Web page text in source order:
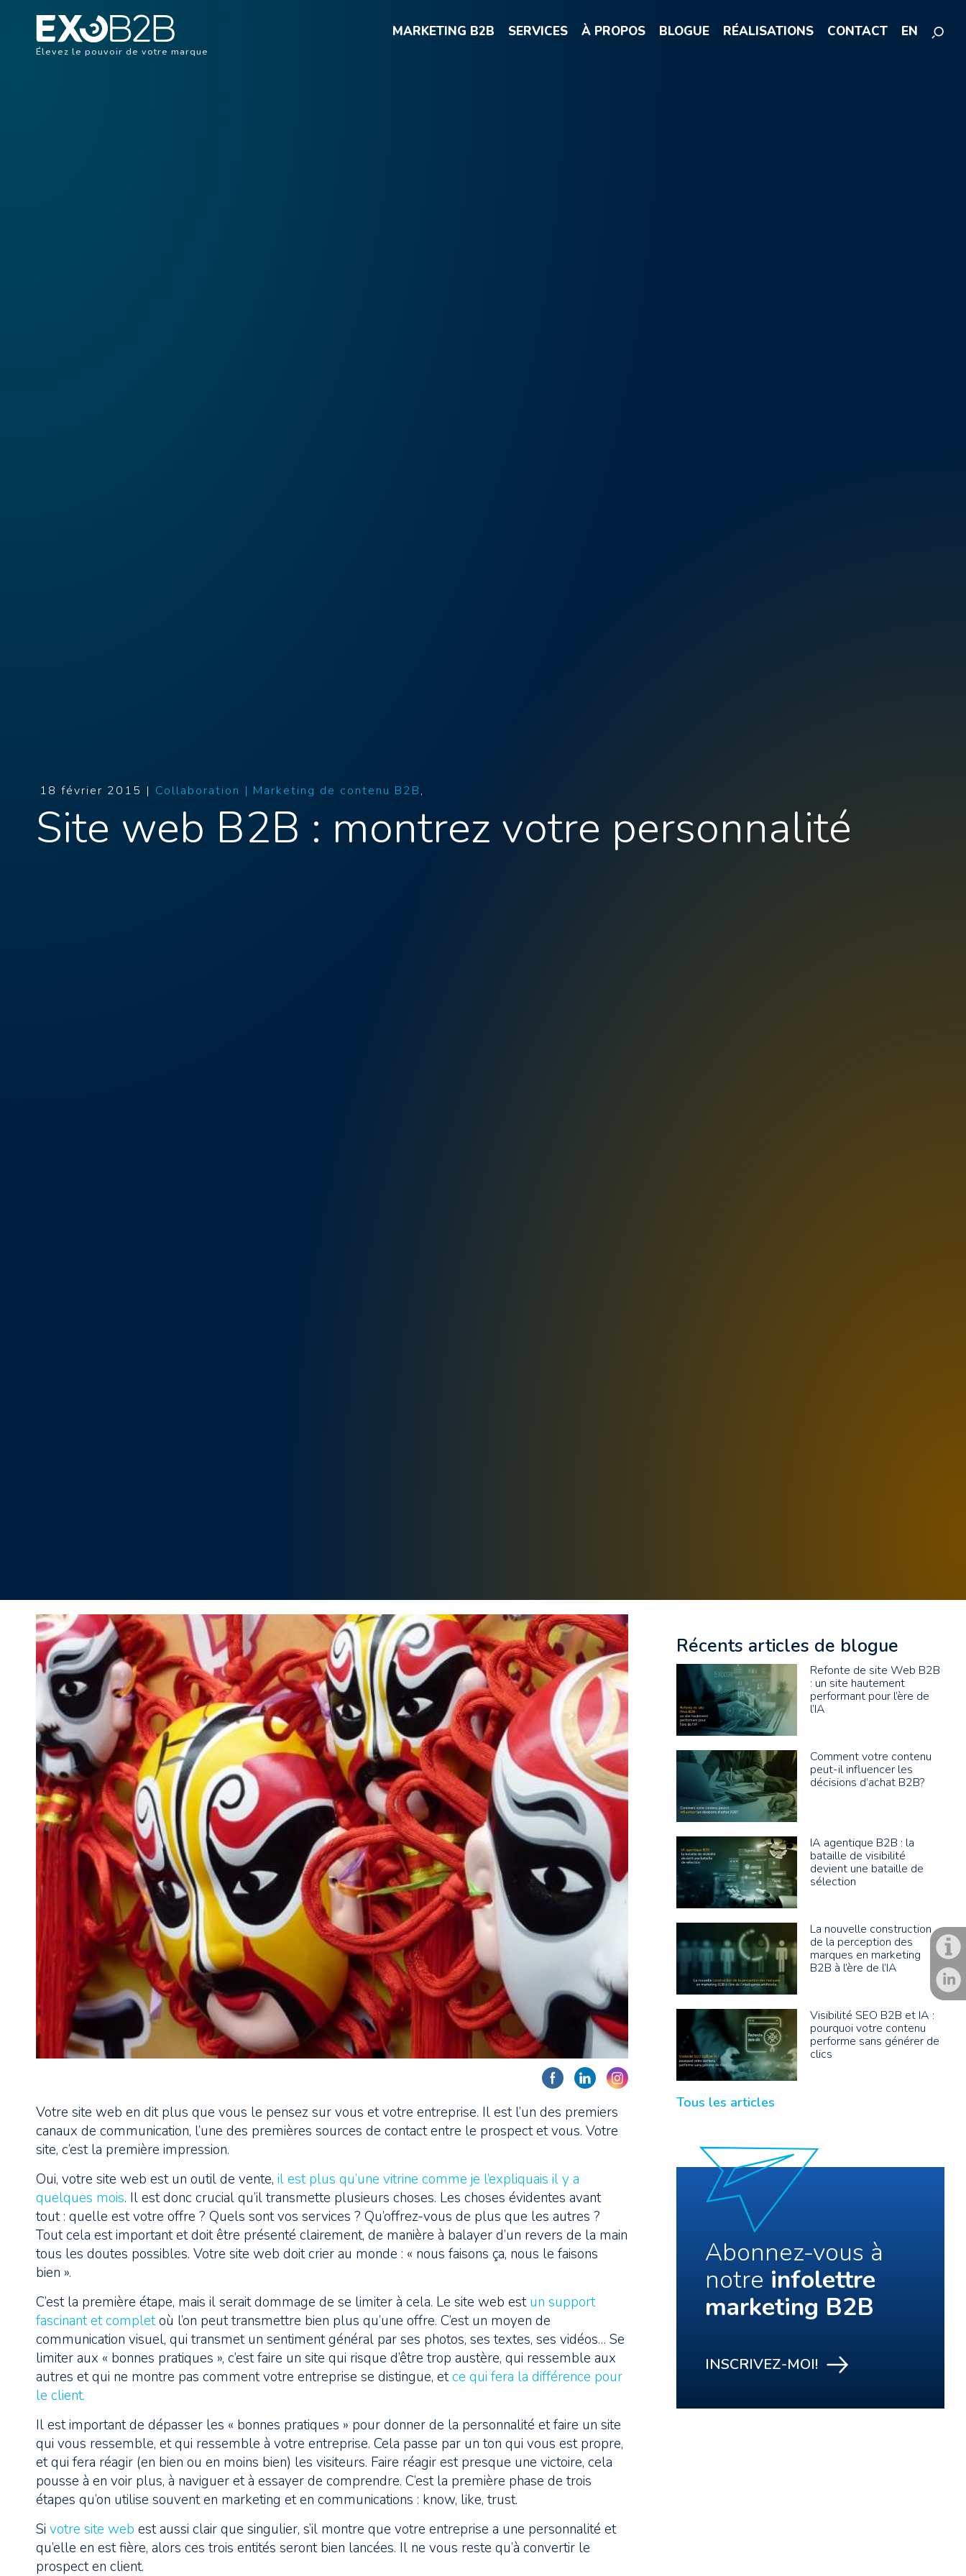
Élevez le pouvoir de votre marque
MARKETING B2B SERVICES À PROPOS BLOGUE RÉALISATIONS CONTACT EN
18 février 2015 | Collaboration | Marketing de contenu B2B
Site web B2B : montrez votre personnalité
Votre site web en dit plus que vous le pensez sur vous et votre entreprise. Il est l’un des premiers
canaux de communication, l’une des premières sources de contact entre le prospect et vous. Votre
site, c’est la première impression.
Oui, votre site web est un outil de vente, il est plus qu’une vitrine comme je l’expliquais il y a
quelques mois. Il est donc crucial qu’il transmette plusieurs choses. Les choses évidentes avant
tout : quelle est votre offre ? Quels sont vos services ? Qu’offrez-vous de plus que les autres ?
Tout cela est important et doit être présenté clairement, de manière à balayer d’un revers de la main
tous les doutes possibles. Votre site web doit crier au monde : « nous faisons ça, nous le faisons
bien ».
C’est la première étape, mais il serait dommage de se limiter à cela. Le site web estun support
fascinant et completoù l’on peut transmettre bien plus qu’une offre. C’est un moyen de
communication visuel, qui transmet un sentiment général par ses photos, ses textes, ses vidéos… Se
limiter aux « bonnes pratiques », c’est faire un site qui risque d’être trop austère, qui ressemble aux
autres et qui ne montre pas comment votre entreprise se distingue, etce qui fera la différence pour
le client.
Il est important de dépasser les « bonnes pratiques » pour donner de la personnalité et faire un site
qui vous ressemble, et qui ressemble à votre entreprise. Cela passe par un ton qui vous est propre,
et qui fera réagir (en bien ou en moins bien) les visiteurs. Faire réagir est presque une victoire, cela
pousse à en voir plus, à naviguer et à essayer de comprendre. C’est la première phase de trois
étapes qu’on utilise souvent en marketing et en communications : know, like, trust.
Si votre site web est aussi clair que singulier, s’il montre que votre entreprise a une personnalité et
qu’elle en est fière, alors ces trois entités seront bien lancées. Il ne vous reste qu’à convertir le
prospect en client.
Récents articles de blogue
Refonte de site Web B2B
: un site hautement
performant pour l’ère de
l’IA
Comment votre contenu
peut-il influencer les
décisions d’achat B2B?
IA agentique B2B : la
bataille de visibilité
devient une bataille de
sélection
La nouvelle construction
de la perception des
marques en marketing
B2B à l’ère de l’IA
Visibilité SEO B2B et IA :
pourquoi votre contenu
performe sans générer de
clics
Tous les articles
Abonnez-vous à
notre infolettre
marketing B2B
INSCRIVEZ-MOI!